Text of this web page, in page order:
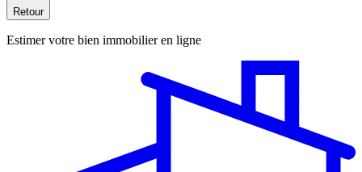
Retour
Estimer votre bien immobilier en ligne